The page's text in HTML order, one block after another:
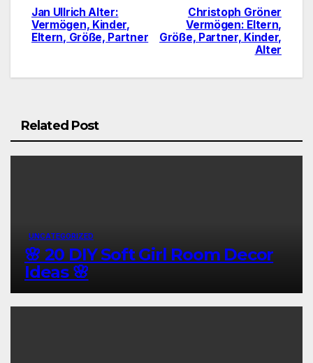
Post
navigation
Christoph Gröner
Vermögen: Eltern,
Größe, Partner, Kinder,
Alter
Jan Ullrich Alter:
Vermögen, Kinder,
Eltern, Größe, Partner
Related Post
UNCATEGORIZED
🌸 20 DIY Soft Girl Room Decor
Ideas 🌸